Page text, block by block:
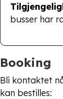
busser har
Booking
Bli kontaktet
kan bestilles: